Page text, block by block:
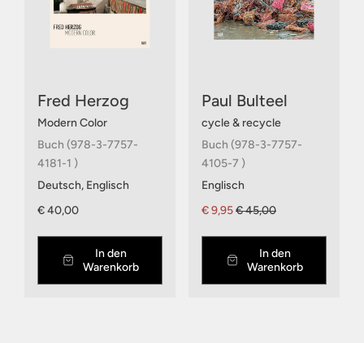
Fred Herzog
Modern Color
Buch (978-3-7757-
4181-1 )
Deutsch, Englisch
€ 40,00
In den
Warenkorb
Paul Bulteel
cycle & recycle
Buch (978-3-7757-
4105-7 )
Englisch
€ 9,95€ 45,00
In den
Warenkorb